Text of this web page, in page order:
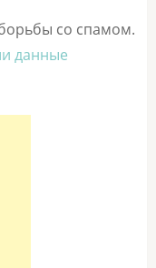
со спамом.
данные